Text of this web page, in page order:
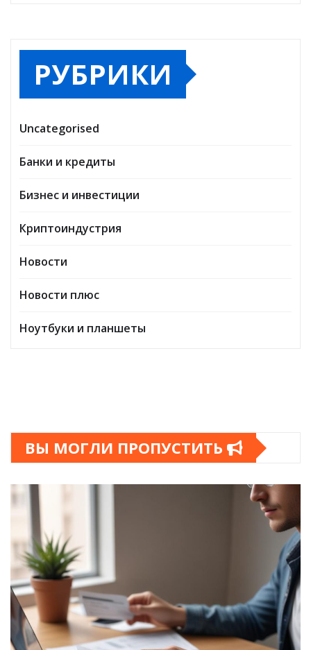
РУБРИКИ
Uncategorised
Банки и кредиты
Бизнес и инвестиции
Криптоиндустрия
Новости
Новости плюс
Ноутбуки и планшеты
ВЫ МОГЛИ ПРОПУСТИТЬ